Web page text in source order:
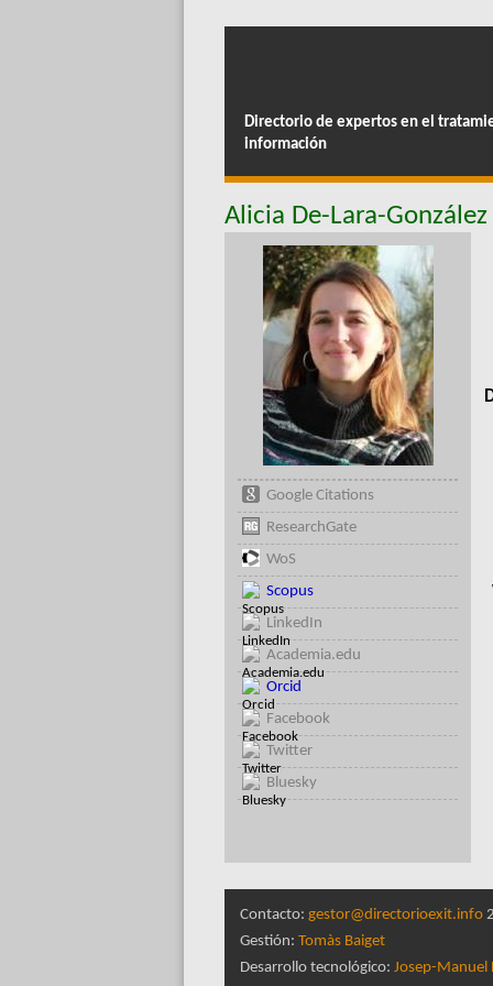
Directorio de expertos en el
información
Alicia De-Lara-González
Google Citations
ResearchGate
WoS
Scopus
LinkedIn
Academia.edu
Orcid
Facebook
Twitter
Bluesky
Contacto: gestor@directorioexit.info
Gestión: Tomàs Baiget
Desarrollo tecnológico: Josep-Manuel